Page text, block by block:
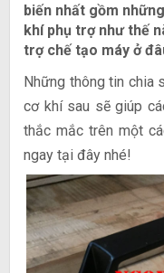
biến nhất gồm
khí phụ trợ như thế
trợ chế tạo máy ở
Những thông tin chia
cơ khí sau sẽ giúp
thắc mắc trên một
ngay tại đây nhé!